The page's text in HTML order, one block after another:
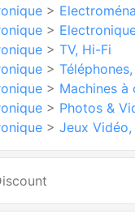
>
>
> TV, Hi-Fi
>
> Machines à
> Photos &
> Jeux